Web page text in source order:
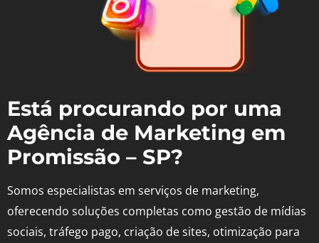
Está procurando por uma
Agência de Marketing em
Promissão – SP?
Somos especialistas em serviços de marketing,
oferecendo soluções completas como gestão de mídias
sociais, tráfego pago, criação de sites, otimização para